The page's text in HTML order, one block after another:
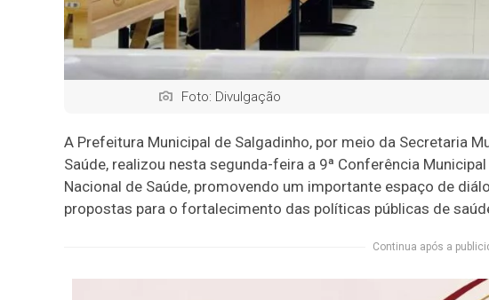
Foto: Divulgação
A Prefeitura Municipal de Salgadinho, por meio da Secretaria
Saúde, realizou nesta segunda-feira a 9ª Conferência
Nacional de Saúde, promovendo um importante espaço de
propostas para o fortalecimento das políticas públicas de
Continua após a